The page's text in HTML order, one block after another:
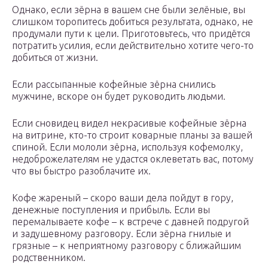
Однако, если зёрна в вашем сне были зелёные, вы
слишком торопитесь добиться результата, однако, не
продумали пути к цели. Приготовьтесь, что придётся
потратить усилия, если действительно хотите чего-то
добиться от жизни.
Если рассыпанные кофейные зёрна снились
мужчине, вскоре он будет руководить людьми.
Если сновидец видел некрасивые кофейные зёрна
на витрине, кто-то строит коварные планы за вашей
спиной. Если мололи зёрна, используя кофемолку,
недоброжелателям не удастся оклеветать вас, потому
что вы быстро разоблачите их.
Кофе жареный – скоро ваши дела пойдут в гору,
денежные поступления и прибыль. Если вы
перемалываете кофе – к встрече с давней подругой
и задушевному разговору. Если зёрна гнилые и
грязные – к неприятному разговору с ближайшим
родственником.